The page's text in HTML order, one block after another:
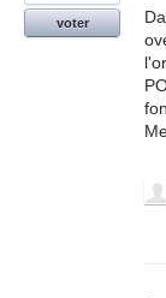
voter